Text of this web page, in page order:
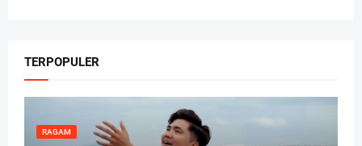
TERPOPULER
RAGAM